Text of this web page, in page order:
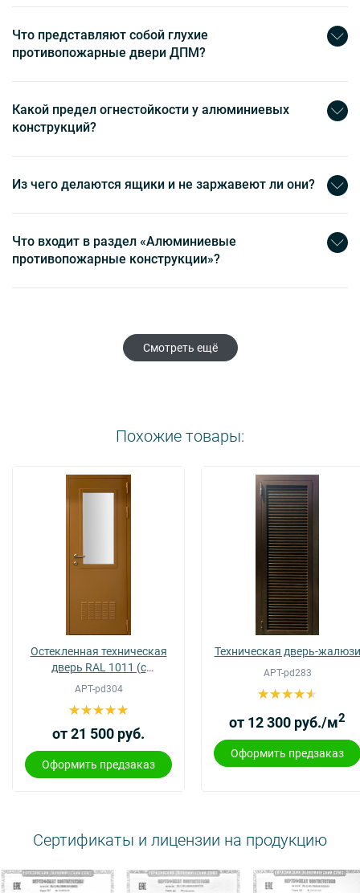
Что представляют собой глухие
противопожарные двери ДПМ?
Какой предел огнестойкости у алюминиевых
конструкций?
Из чего делаются ящики и не заржавеют ли они?
Что входит в раздел «Алюминиевые
противопожарные конструкции»?
Смотреть ещё
Похожие товары:
Остекленная техническая
дверь RAL 1011 (с
вентиляцией) (09)
АРТ-pd304
от 21 500 руб.
Оформить предзаказ
Техническая дверь-жалюзи
АРТ-pd283
от 12 300 руб./м2
Оформить предзаказ
Сертификаты и лицензии на продукцию